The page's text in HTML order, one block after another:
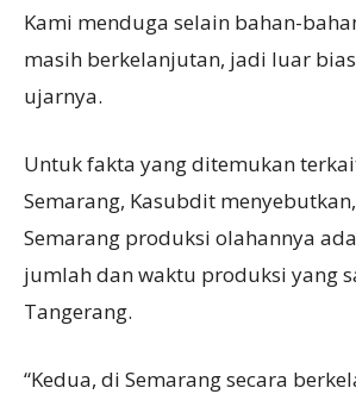
Kami menduga selain bahan-
masih berkelanjutan, jadi luar
ujarnya.
Untuk fakta yang ditemukan
Semarang, Kasubdit
Semarang produksi olahannya
jumlah dan waktu produksi yang
Tangerang.
“Kedua, di Semarang secara